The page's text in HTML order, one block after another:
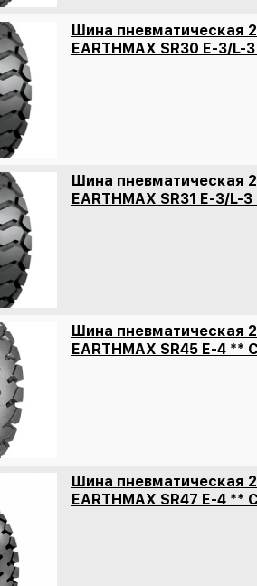
Шина пневматическая
EARTHMAX SR30 E-3/L-
Шина пневматическая
EARTHMAX SR31 E-3/L-
Шина пневматическая
EARTHMAX SR45 E-4 **
Шина пневматическая
EARTHMAX SR47 E-4 **